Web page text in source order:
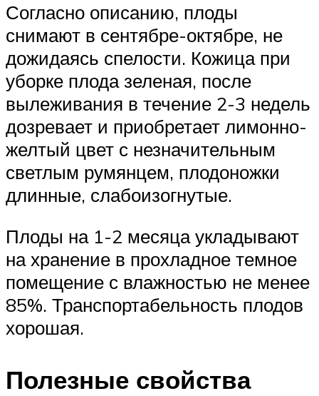
Согласно описанию, плоды
снимают в сентябре-октябре, не
дожидаясь спелости. Кожица при
уборке плода зеленая, после
вылеживания в течение 2-3 недель
дозревает и приобретает лимонно-
желтый цвет с незначительным
светлым румянцем, плодоножки
длинные, слабоизогнутые.
Плоды на 1-2 месяца укладывают
на хранение в прохладное темное
помещение с влажностью не менее
85%. Транспортабельность плодов
хорошая.
Полезные свойства